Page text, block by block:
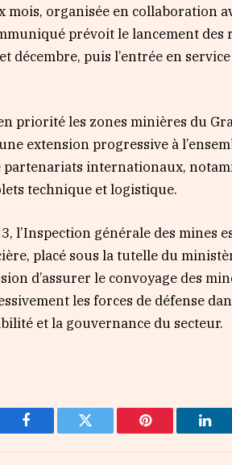
organisée en collaboration
prévoit le lancement des
décembre, puis l’entrée en
priorité les zones minières du
extension progressive à
internationaux,
technique et logistique.
l’Inspection générale des mines
placé sous la tutelle du
d’assurer le convoyage des
les forces de défense
et la gouvernance du secteur.
Facebook Twitter Pinterest